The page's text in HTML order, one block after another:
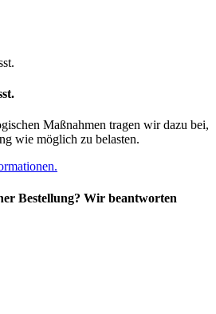
Maßnahmen tragen wir dazu bei,
wie möglich zu belasten.
Bestellung? Wir beantworten